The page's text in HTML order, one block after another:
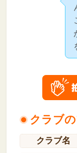
クラブ
クラブ名